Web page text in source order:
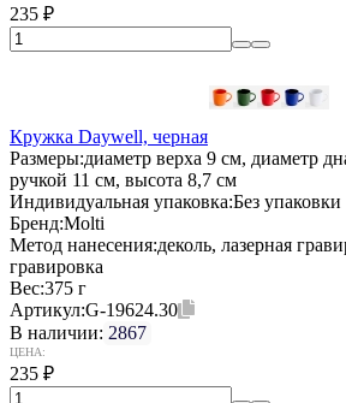
235 ₽
Кружка Daywell, черная
Размеры:диаметр верха 9 см, диаметр
ручкой 11 см, высота 8,7 см
Индивидуальная упаковка:Без упаковки
Бренд:Molti
Метод нанесения:деколь, лазерная
гравировка
Вес:375 г
Артикул:G-19624.30
В наличии: 2867
ЦЕНА:
235 ₽